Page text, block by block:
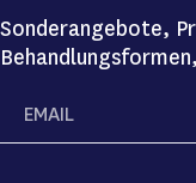
Sonderangebote,